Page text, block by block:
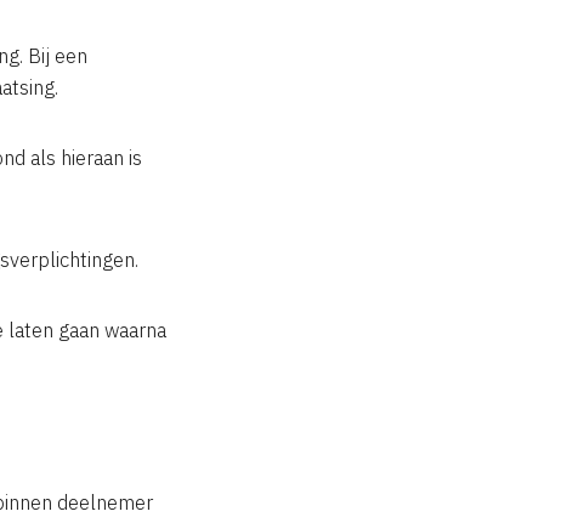
Bij een
als hieraan is
gaan waarna
deelnemer